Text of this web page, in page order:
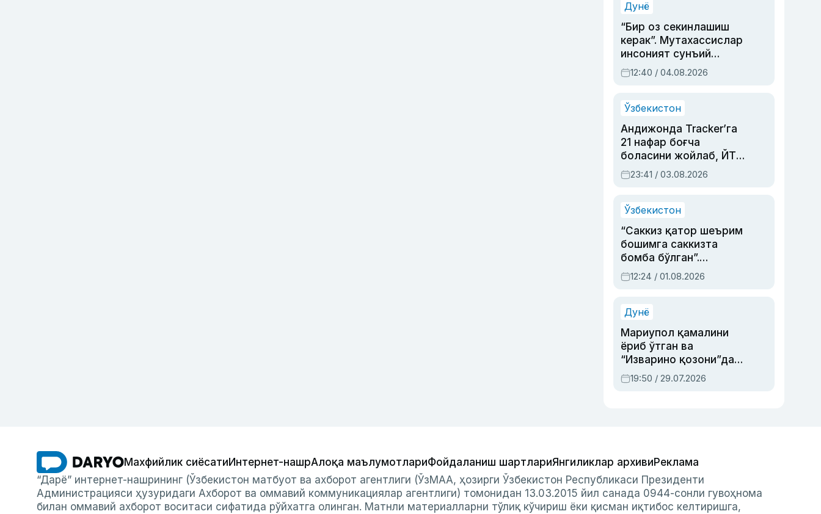
синовларга тўла ҳаёти
Дунё
“Бир оз секинлашиш
керак”. Мутахассислар
инсоният сунъий
интеллектни бошқара
олмай қолишидан
12:40 / 04.08.2026
Ўзбекистон
Андижонда Tracker’га
21 нафар боғча
боласини жойлаб, ЙТҲ
содир этган аёлга суд
ҳукми ўқилди
23:41 / 03.08.2026
Ўзбекистон
“Саккиз қатор шеърим
бошимга саккизта
бомба бўлган”.
Абдулла Ориповни
сиёсий айбловлардан
12:24 / 01.08.2026
Дунё
Мариупол қамалини
ёриб ўтган ва
“Изварино қозони”дан
чиққан қаҳрамон —
Украина армияси бош
19:50 / 29.07.2026
Махфийлик сиёсатиИнтернет-нашрАлоқа маълумотлариФойдаланиш шартлариЯнгиликлар архивиРеклама
“Дарё” интернет-нашрининг (Ўзбекистон матбуот ва ахборот агентлиги (ЎзМАА, ҳозирги Ўзбекистон Республикаси Президенти
Администрацияси ҳузуридаги Ахборот ва оммавий коммуникациялар агентлиги) томонидан 13.03.2015 йил санада 0944-сонли гувоҳнома
билан оммавий ахборот воситаси сифатида рўйхатга олинган. Матнли материалларни тўлиқ кўчириш ёки қисман иқтибос келтиришга,